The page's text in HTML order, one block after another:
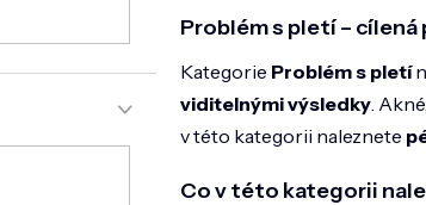
Problém s pletí –
Kategorie Problém s pletí
viditelnými výsledky.
v této kategorii naleznete
Co v této kategorii